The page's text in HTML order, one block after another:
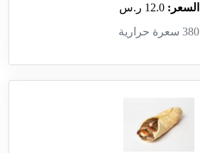
السعر:12.0 ر.س
380 سعرة حرارية